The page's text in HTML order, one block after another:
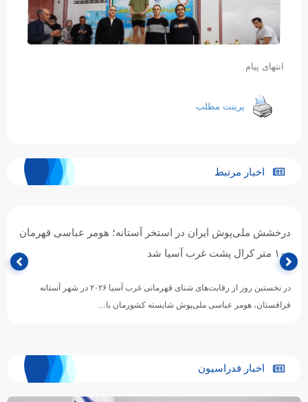
انتهای پیام
پرینت مطلب
اخبار مرتبط
درخشش ملی‌پوش ایران در استخر آستانه؛ هومر عباسی قهرمان
۱۰۰ متر کرال پشت غرب آسیا شد
در نخستین روز از رقابت‌های شنای قهرمانی غرب آسیا ۲۰۲۶ در شهر آستانه
قزاقستان، هومر عباسی ملی‌پوش شایسته کشورمان با…
اخبار فدراسیون